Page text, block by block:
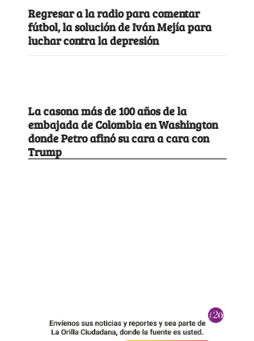
Regresar a la radio para comentar
fútbol, la solución de Iván Mejía para
luchar contra la depresión
La casona más de 100 años de la
embajada de Colombia en Washington
donde Petro afinó su cara a cara con
Trump